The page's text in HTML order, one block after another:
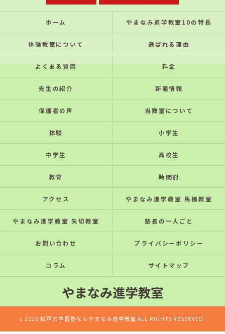
ホーム やまなみ進学教室10の特⻑
体験教室について 選ばれる理由
よくある質問 料金
先生の紹介 新着情報
保護者の声 当教室について
体験 小学生
中学生 高校生
教育 時間割
アクセス やまなみ進学教室 馬橋教室
やまなみ進学教室 矢切教室 塾長の一人ごと
お問い合わせ プライバシーポリシー
コラム サイトマップ
c 2026 松戸の学習塾ならやまなみ進学教室 ALL RIGHTS RESERVED.